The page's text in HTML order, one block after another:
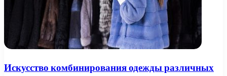
Искусство комбинирования одежды различных